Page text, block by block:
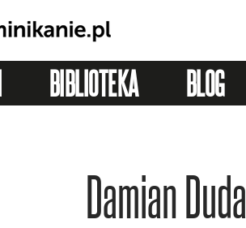
BIBLIOTEKA BLOG
Damian Duda